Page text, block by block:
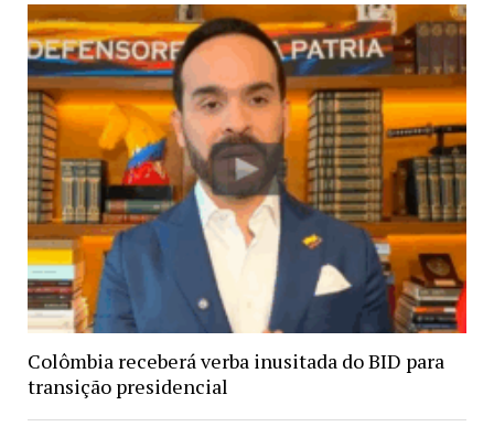
Colômbia receberá verba inusitada do BID para
transição presidencial